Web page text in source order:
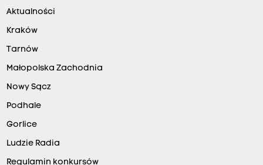
Aktualności
Kraków
Tarnów
Małopolska Zachodnia
Nowy Sącz
Podhale
Gorlice
Ludzie Radia
Regulamin konkursów